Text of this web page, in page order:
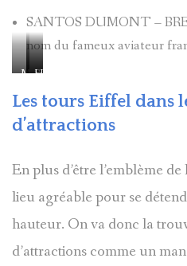
SANTOS DUMONT –
nom du fameux aviateur
MONTMARTRE
SANTOS
DUMONT
HANGZOU
Les tours Eiffel dans
d’attractions
En plus d’être l’emblème
lieu agréable pour se
hauteur. On va donc la
d’attractions comme un